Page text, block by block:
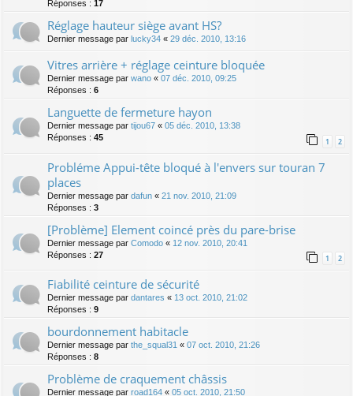
Réponses : 17
Réglage hauteur siège avant HS?
Dernier message par lucky34 « 29 déc. 2010, 13:16
Vitres arrière + réglage ceinture bloquée
Dernier message par wano « 07 déc. 2010, 09:25
Réponses : 6
Languette de fermeture hayon
Dernier message par tijou67 « 05 déc. 2010, 13:38
Réponses : 45 1 2
Probléme Appui-tête bloqué à l'envers sur touran 7
places
Dernier message par dafun « 21 nov. 2010, 21:09
Réponses : 3
[Problème] Element coincé près du pare-brise
Dernier message par Comodo « 12 nov. 2010, 20:41
Réponses : 27 1 2
Fiabilité ceinture de sécurité
Dernier message par dantares « 13 oct. 2010, 21:02
Réponses : 9
bourdonnement habitacle
Dernier message par the_squal31 « 07 oct. 2010, 21:26
Réponses : 8
Problème de craquement châssis
Dernier message par road164 « 05 oct. 2010, 21:50